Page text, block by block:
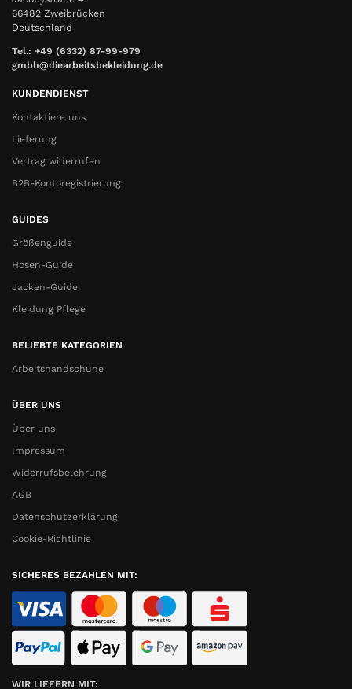
66482 Zweibrücken
Deutschland
Tel.: +49 (6332) 87-99-979
gmbh@diearbeitsbekleidung.de
KUNDENDIENST
Kontaktiere uns
Lieferung
Vertrag widerrufen
B2B-Kontoregistrierung
GUIDES
Größenguide
Hosen-Guide
Jacken-Guide
Kleidung Pflege
BELIEBTE KATEGORIEN
Arbeitshandschuhe
ÜBER UNS
Über uns
Impressum
Widerrufsbelehrung
AGB
Datenschutzerklärung
Cookie-Richtlinie
SICHERES BEZAHLEN MIT:
WIR LIEFERN MIT: